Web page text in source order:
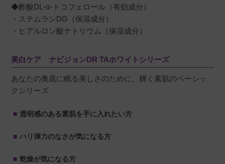
◆酢酸DL-α-トコフェロール（有効成分）
・ステムランDG（保湿成分）
・ヒアルロン酸ナトリウム（保湿成分）
美白ケア ナビジョンDR TAホワイトシリーズ
あなたの奥底に眠る美しさのために。輝く素肌のベーシッ
クシリーズ
透明感のある素肌を手に入れたい方
ハリ弾力のなさが気になる方
乾燥が気になる方